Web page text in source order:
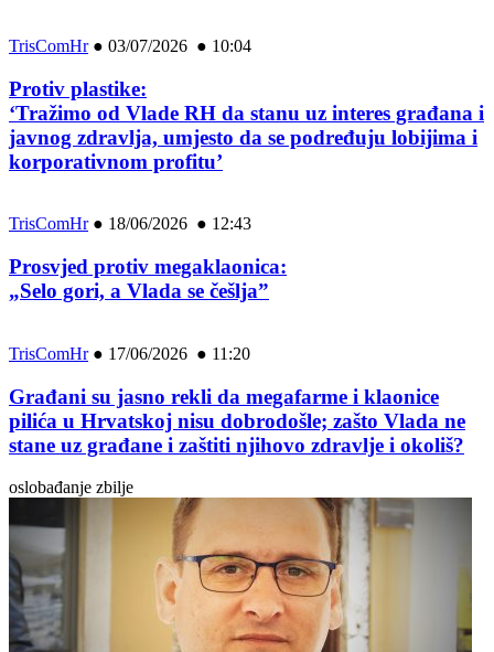
TrisComHr● 03/07/2026 ● 10:04
Protiv plastike:
‘Tražimo od Vlade RH da stanu uz interes građana i
javnog zdravlja, umjesto da se podređuju lobijima i
korporativnom profitu’
TrisComHr● 18/06/2026 ● 12:43
Prosvjed protiv megaklaonica:
„Selo gori, a Vlada se češlja”
TrisComHr● 17/06/2026 ● 11:20
Građani su jasno rekli da megafarme i klaonice
pilića u Hrvatskoj nisu dobrodošle; zašto Vlada ne
stane uz građane i zaštiti njihovo zdravlje i okoliš?
oslobađanje zbilje